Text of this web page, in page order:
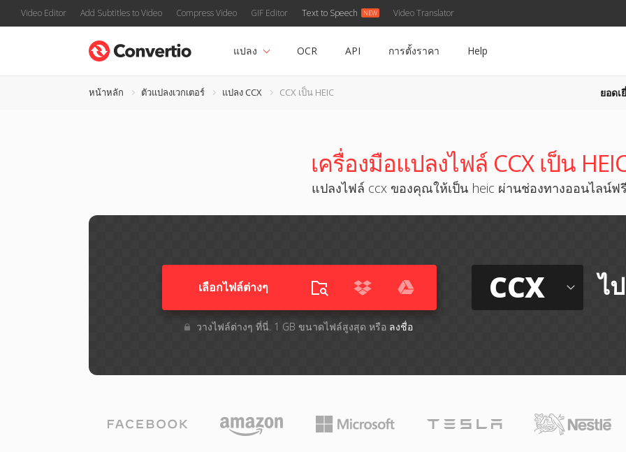
Video Editor Add Subtitles to Video Compress Video GIF Editor Text to Speech Video Translator
แปลง OCR API การตั้งราคา Help
หน้าหลัก ตัวแปลงเวกเตอร์ แปลง CCX CCX เป็น HEIC ยอดเ
เครื่องมือแปลงไฟล์ CCX เป็น
แปลงไฟล์ ccx ของคุณให้เป็น heic ผ่านช่องทางออนไลน์ฟ
เลือกไฟล์ต่างๆ​
วางไฟล์ต่างๆ​ ที่นี่. 1 GB ขนาดไฟล์สูงสุด หรือ ลงชื่อ
CCX ไ